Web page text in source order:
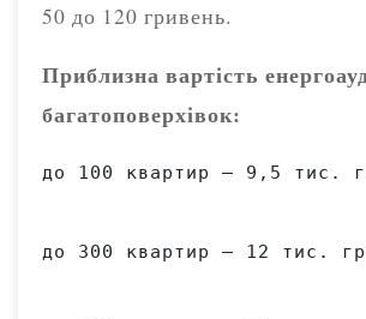
50 до 120 гривень.
Приблизна вартість
багатоповерхівок:
до 100 квартир – 9,5 тис.
до 300 квартир – 12 тис.